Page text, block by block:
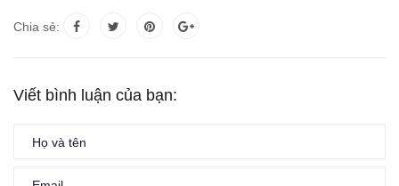
Chia sẻ:
Viết bình luận của bạn: